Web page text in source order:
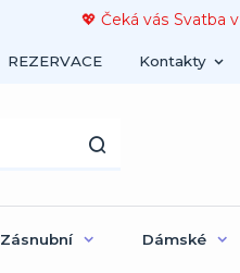
💖 Čeká vás Svatba
REZERVACE Kontakty
Zásnubní Dámské